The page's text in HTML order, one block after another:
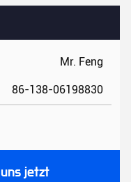
Mr. Feng
86-138-06198830
jetzt